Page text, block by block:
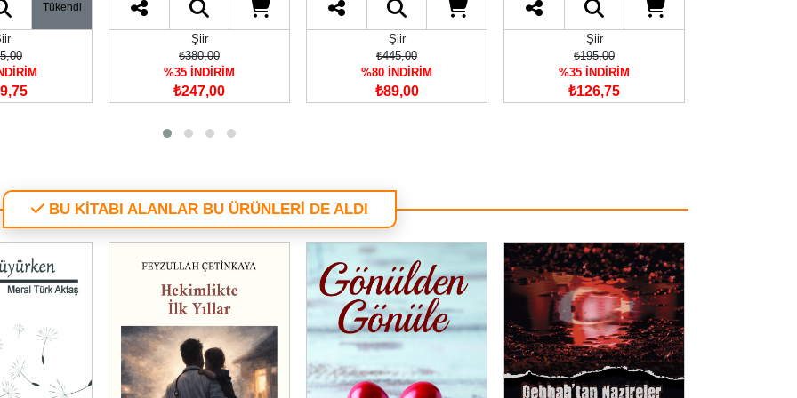
Tükendi
Şiir
₺380,00
%35 İNDİRİM
₺247,00
Şiir
₺445,00
%80 İNDİRİM
₺89,00
Şiir
₺195,00
%35 İNDİRİM
₺126,75
BU KİTABI ALANLAR BU ÜRÜNLERİ DE ALDI